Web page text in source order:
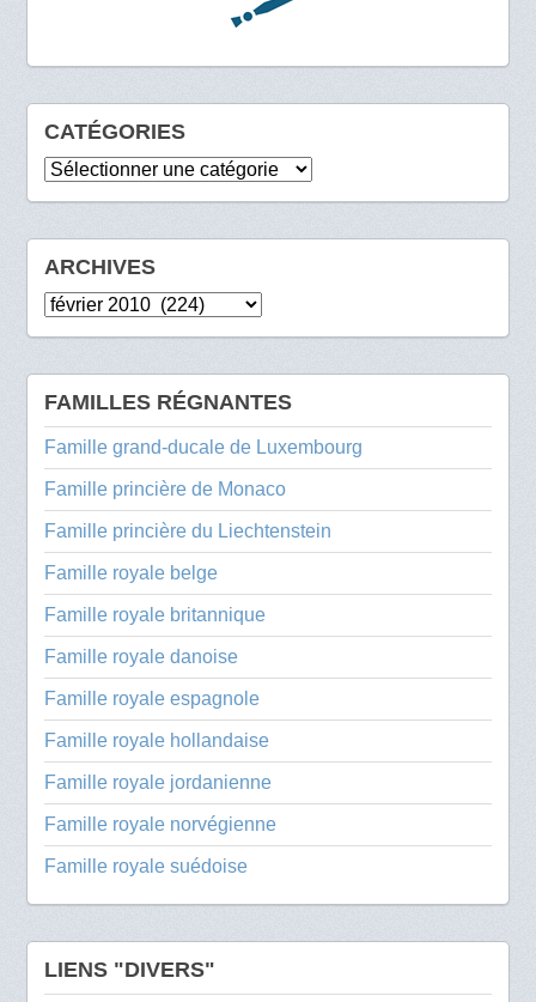
CATÉGORIES
Catégories
ARCHIVES
Archives
FAMILLES RÉGNANTES
Famille grand-ducale de Luxembourg
Famille princière de Monaco
Famille princière du Liechtenstein
Famille royale belge
Famille royale britannique
Famille royale danoise
Famille royale espagnole
Famille royale hollandaise
Famille royale jordanienne
Famille royale norvégienne
Famille royale suédoise
LIENS "DIVERS"